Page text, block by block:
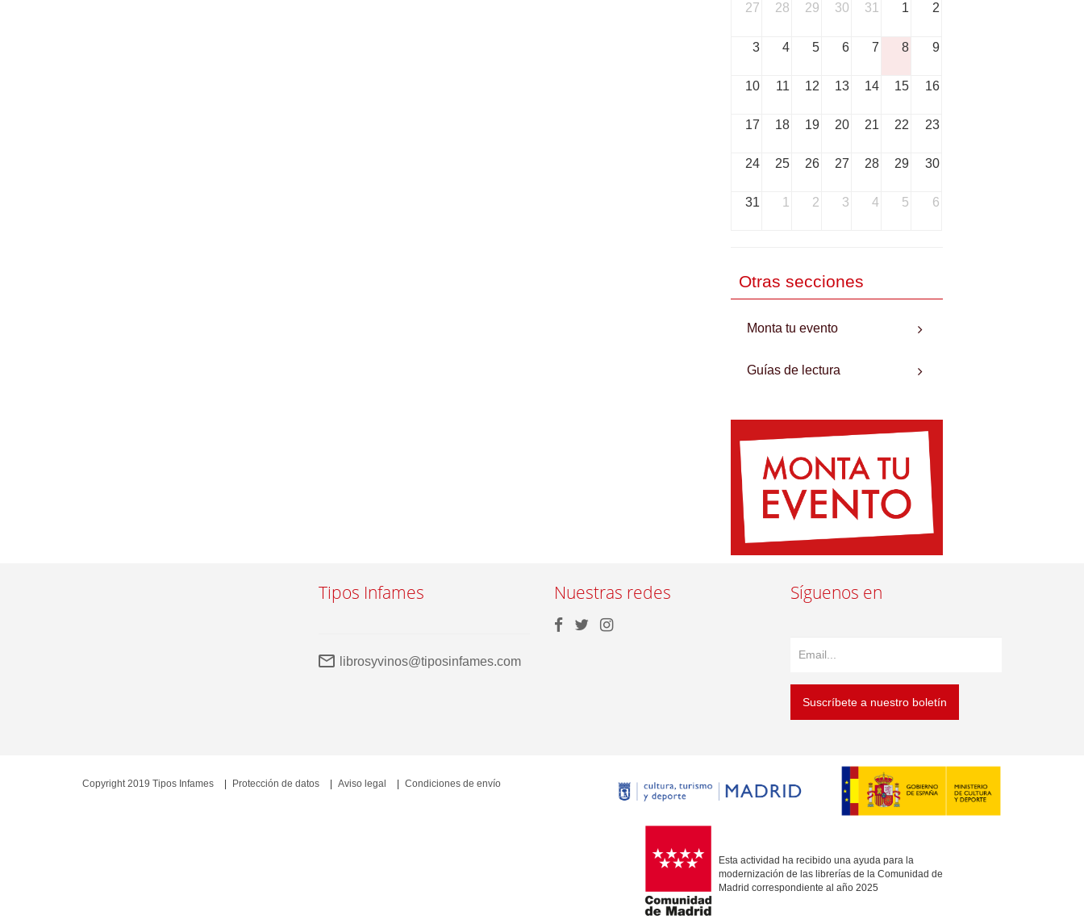
27 28 29 30 31 1 2
3 4 5 6 7 8 9
10 11 12 13 14 15 16
17 18 19 20 21 22 23
24 25 26 27 28 29 30
31 1 2 3 4 5 6
Otras secciones
Monta tu evento
Guías de lectura
Tipos Infames
librosyvinos@tiposinfames.com
Nuestras redes Síguenos en
Suscríbete a nuestro boletín
Esta actividad ha recibido una ayuda para la
modernización de las librerías de la Comunidad de
Madrid correspondiente al año 2025
Copyright 2019 Tipos Infames Protección de datos Aviso legal Condiciones de envío